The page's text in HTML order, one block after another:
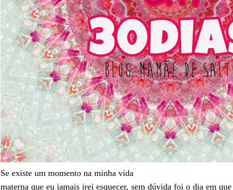
Se existe um momento na minha vida
materna que eu jamais irei esquecer, sem dúvida foi o dia em